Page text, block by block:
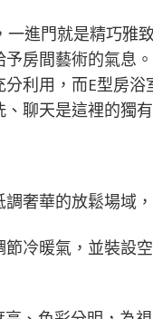
進門就是精巧雅
房間藝術的氣息
利用，而E型房
聊天是這裡的獨有
奢華的放鬆場域
節冷暖氣，並裝設